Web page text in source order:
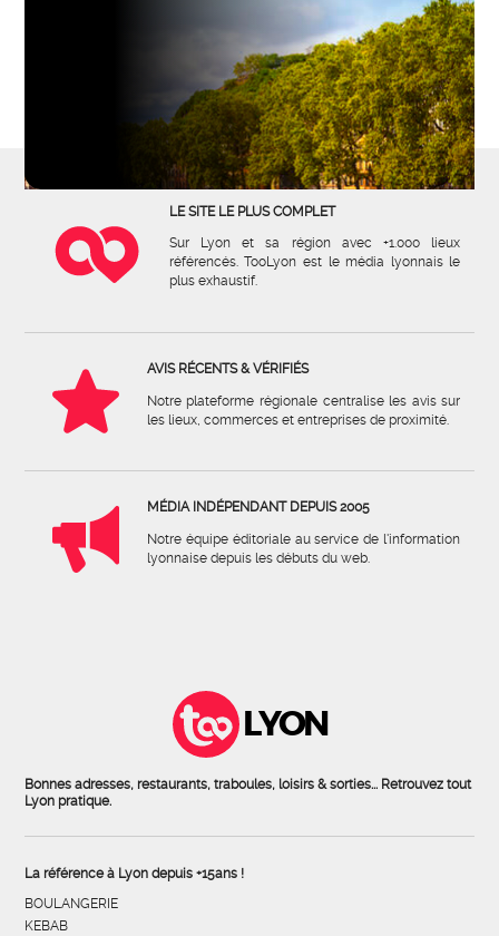
LE SITE LE PLUS COMPLET
Sur Lyon et sa région avec +1.000 lieux
référencés. TooLyon est le média lyonnais le
plus exhaustif.
AVIS RÉCENTS & VÉRIFIÉS
Notre plateforme régionale centralise les avis sur
les lieux, commerces et entreprises de proximité.
MÉDIA INDÉPENDANT DEPUIS 2005
Notre équipe éditoriale au service de l'information
lyonnaise depuis les débuts du web.
LYON
Bonnes adresses, restaurants, traboules, loisirs & sorties... Retrouvez tout
Lyon pratique.
La référence à Lyon depuis +15ans !
BOULANGERIE
KEBAB